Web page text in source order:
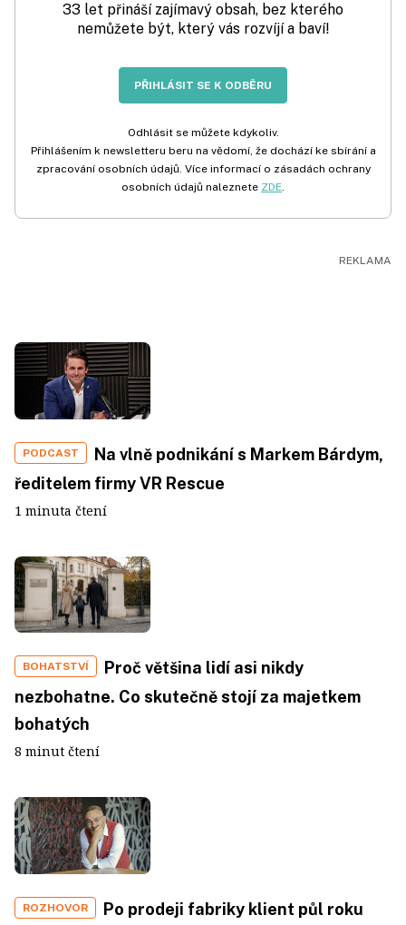
33 let přináší zajímavý obsah, bez kterého
nemůžete být, který vás rozvíjí a baví!
PŘIHLÁSIT SE K ODBĚRU
Odhlásit se můžete kdykoliv.
Přihlášením k newsletteru beru na vědomí, že dochází ke sbírání a
zpracování osobních údajů. Více informací o zásadách ochrany
osobních údajů naleznete ZDE.
PODCAST
Na vlně podnikání s Markem Bárdym,
ředitelem firmy VR Rescue
1 minuta čtení
BOHATSTVÍ
Proč většina lidí asi nikdy
nezbohatne. Co skutečně stojí za majetkem
bohatých
8 minut čtení
ROZHOVOR
Po prodeji fabriky klient půl roku